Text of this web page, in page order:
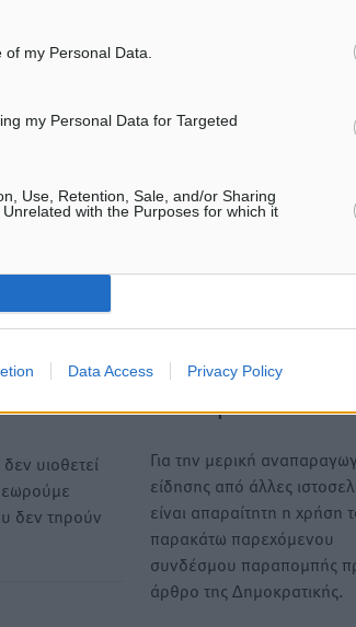
my Personal Data.
my Personal Data for Targeted
Use, Retention, Sale, and/or Sharing
with the Purposes for which it
Data Access Privacy Policy
★ ↗
η
08.08.26 · 11:15
υιοθετεί
δεν τηρούν
Υπενθύμιση:
Για την μερική
είδησης από άλλες
είναι απαραίτητη η χρήση
παρακάτω παρεχόμενου
συνδέσμου παραπομπής
άρθρο της Δημοκρατικής.